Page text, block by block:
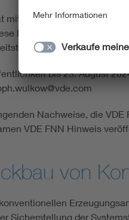
mit den Anforderungen
Nachweise zu erbringen
von
bis 23. August
Nachweise, die
VDE FNN Hinweis
von
Sicherstellung der